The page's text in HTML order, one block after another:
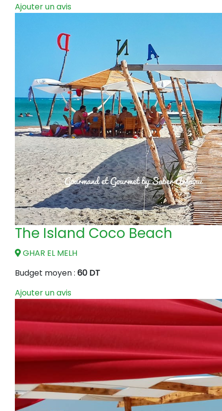
Ajouter un avis
The Island Coco Beach
GHAR EL MELH
Budget moyen : 60 DT
Ajouter un avis